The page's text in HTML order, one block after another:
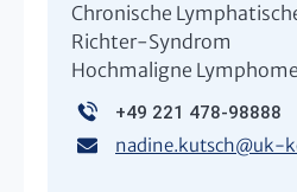
Chronische
Richter-Syndrom
Hochmaligne Lymphome
+49 221 478-98888
nadine.kutsch@uk-